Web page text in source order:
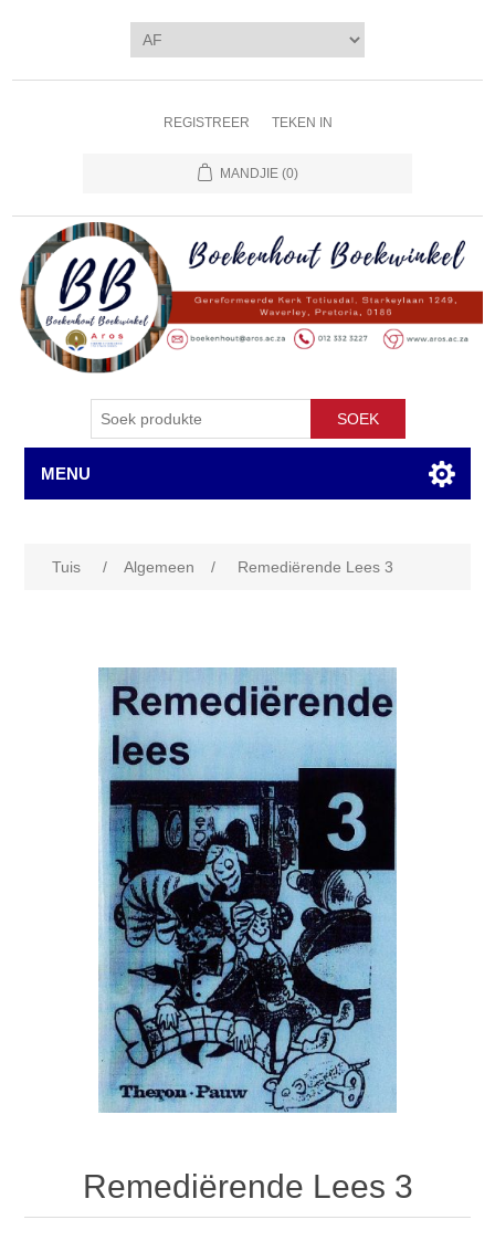
REGISTREER TEKEN IN
MANDJIE (0)
SOEK
MENU
Tuis / Algemeen / Remediërende Lees 3
Remediërende Lees 3